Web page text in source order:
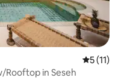
5 (11)
Rooftop in Seseh